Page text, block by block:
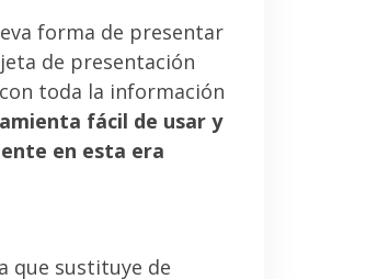
forma de presentar
de presentación
toda la información
fácil de usar y
en esta era
que sustituye de